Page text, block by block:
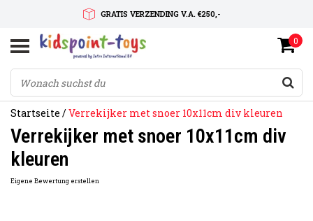
GRATIS VERZENDING V.A. €250,-
SNELLE LEVERTIJD
SERVICE OP MAAT
0
Startseite /Verrekijker met snoer 10x11cm div kleuren
Verrekijker met snoer 10x11cm div
kleuren
Eigene Bewertung erstellen